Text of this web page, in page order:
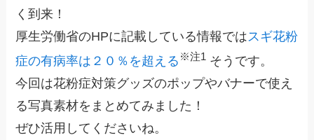
く到来！
厚生労働省のHPに記載している情報ではスギ花粉
症の有病率は２０％を超える ※注1 そうです。
今回は花粉症対策グッズのポップやバナーで使え
る写真素材をまとめてみました！
ぜひ活用してくださいね。